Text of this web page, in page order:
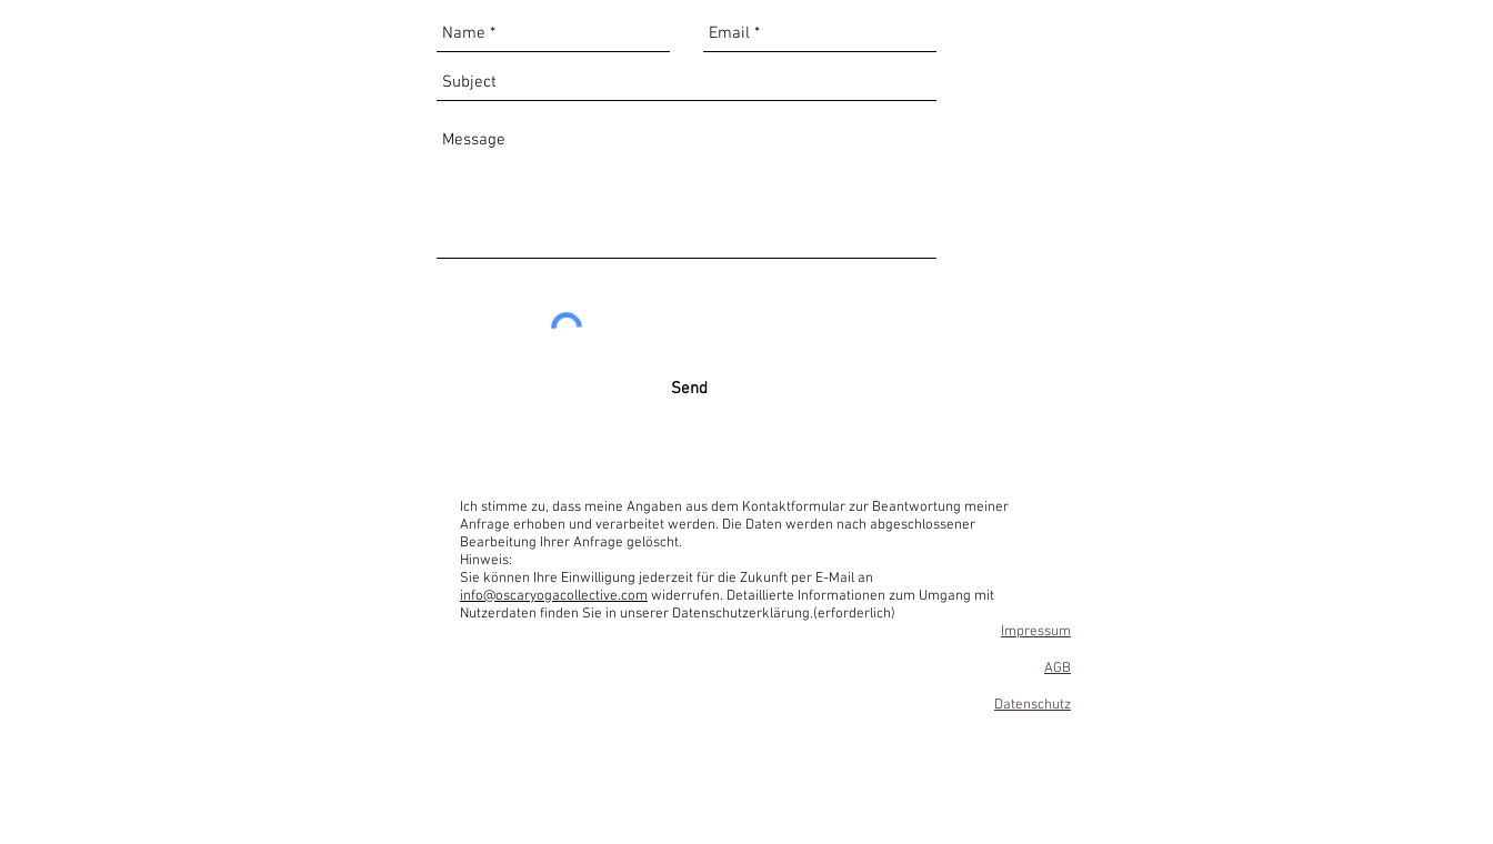
Send
Ich stimme zu, dass meine Angaben aus dem Kontaktformular zur Beantwortung meiner
Anfrage erhoben und verarbeitet werden. Die Daten werden nach abgeschlossener
Bearbeitung Ihrer Anfrage gelöscht.
Hinweis:
Sie können Ihre Einwilligung jederzeit für die Zukunft per E-Mail an
info@oscaryogacollective.com widerrufen. Detaillierte Informationen zum Umgang mit
Nutzerdaten finden Sie in unserer Datenschutzerklärung.(erforderlich)
Impressum
AGB
Datenschutz